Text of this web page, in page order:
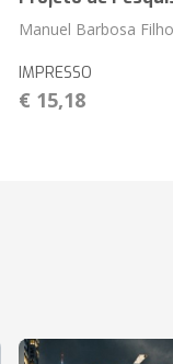
Manuel Barbosa Filho
IMPRESSO
€ 15,18